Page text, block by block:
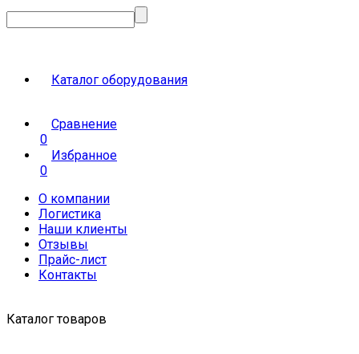
Каталог оборудования
Сравнение
0
Избранное
0
О компании
Логистика
Наши клиенты
Отзывы
Прайс-лист
Контакты
Каталог товаров